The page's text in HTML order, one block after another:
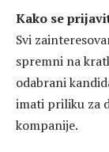
Kako se
Svi
spremni na
odabrani
imati priliku za
kompanije.